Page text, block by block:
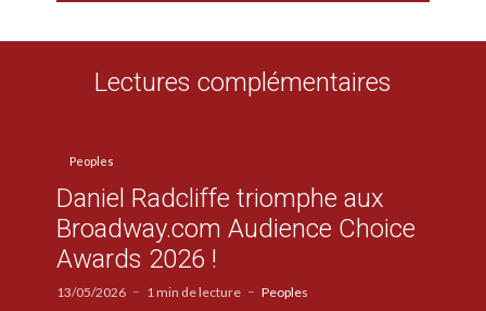
Lectures complémentaires
Peoples
Daniel Radcliffe triomphe aux
Broadway.com Audience Choice
Awards 2026 !
13/05/2026 1 min de lecture Peoples